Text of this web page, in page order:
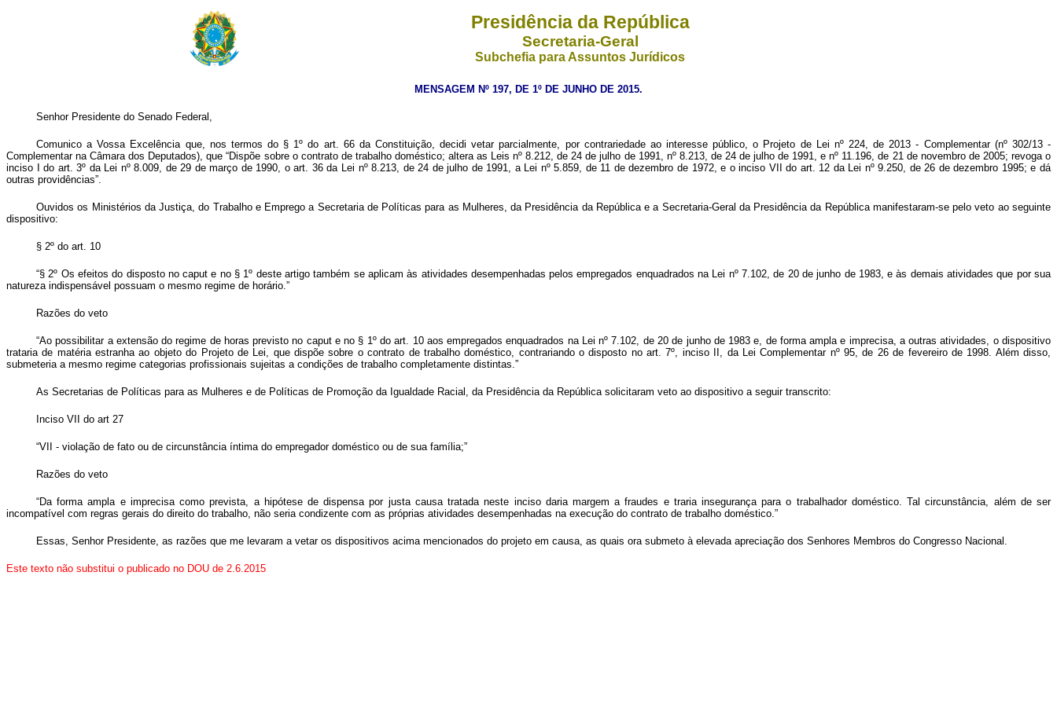
Presidência da República
Secretaria-Geral
Subchefia para Assuntos Jurídicos
MENSAGEM Nº 197, DE 1º DE JUNHO DE 2015.
Senhor Presidente do Senado Federal,
Comunico a Vossa Excelência que, nos termos do § 1º do art. 66 da Constituição, decidi vetar parcialmente, por contrariedade ao interesse público, o Projeto de Lei nº 224, de 2013 - Complementar (nº 302/13 -
Complementar na Câmara dos Deputados), que “Dispõe sobre o contrato de trabalho doméstico; altera as Leis nº 8.212, de 24 de julho de 1991, nº 8.213, de 24 de julho de 1991, e nº 11.196, de 21 de novembro de 2005; revoga o
inciso I do art. 3º da Lei nº 8.009, de 29 de março de 1990, o art. 36 da Lei nº 8.213, de 24 de julho de 1991, a Lei nº 5.859, de 11 de dezembro de 1972, e o inciso VII do art. 12 da Lei nº 9.250, de 26 de dezembro 1995; e dá
outras providências”.
Ouvidos os Ministérios da Justiça, do Trabalho e Emprego a Secretaria de Políticas para as Mulheres, da Presidência da República e a Secretaria-Geral da Presidência da República manifestaram-se pelo veto ao seguinte
dispositivo:
§ 2º do art. 10
“§ 2º Os efeitos do disposto no caput e no § 1º deste artigo também se aplicam às atividades desempenhadas pelos empregados enquadrados na Lei nº 7.102, de 20 de junho de 1983, e às demais atividades que por sua
natureza indispensável possuam o mesmo regime de horário.”
Razões do veto
“Ao possibilitar a extensão do regime de horas previsto no caput e no § 1º do art. 10 aos empregados enquadrados na Lei nº 7.102, de 20 de junho de 1983 e, de forma ampla e imprecisa, a outras atividades, o dispositivo
trataria de matéria estranha ao objeto do Projeto de Lei, que dispõe sobre o contrato de trabalho doméstico, contrariando o disposto no art. 7º, inciso II, da Lei Complementar nº 95, de 26 de fevereiro de 1998. Além disso,
submeteria a mesmo regime categorias profissionais sujeitas a condições de trabalho completamente distintas.”
As Secretarias de Políticas para as Mulheres e de Políticas de Promoção da Igualdade Racial, da Presidência da República solicitaram veto ao dispositivo a seguir transcrito:
Inciso VII do art 27
“VII - violação de fato ou de circunstância íntima do empregador doméstico ou de sua família;”
Razões do veto
“Da forma ampla e imprecisa como prevista, a hipótese de dispensa por justa causa tratada neste inciso daria margem a fraudes e traria insegurança para o trabalhador doméstico. Tal circunstância, além de ser
incompatível com regras gerais do direito do trabalho, não seria condizente com as próprias atividades desempenhadas na execução do contrato de trabalho doméstico.”
Essas, Senhor Presidente, as razões que me levaram a vetar os dispositivos acima mencionados do projeto em causa, as quais ora submeto à elevada apreciação dos Senhores Membros do Congresso Nacional.
Este texto não substitui o publicado no DOU de 2.6.2015